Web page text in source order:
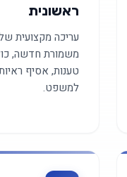
ראשונית
עריכה מקצועית
משמורת חדשה,
טענות, אסיף
למשפט.